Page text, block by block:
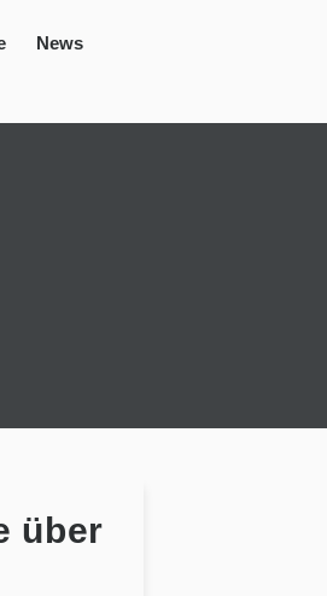
News
über